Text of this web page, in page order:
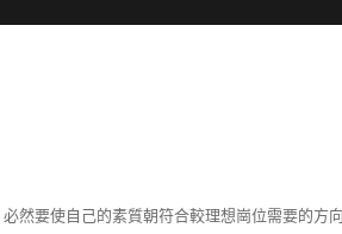
然要使自己的素質朝符合較理想崗位需要的方